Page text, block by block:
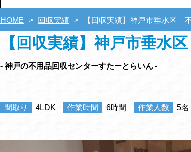
HOME 回収実績 【回収実績】神戸市垂水区
【回収実績】神戸市垂水
- 神戸の不用品回収センターすたーとらいん -
間取り 4LDK 作業時間 6時間 作業人数 5名